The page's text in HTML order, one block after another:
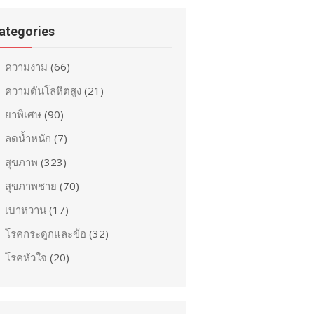
ความงาม (66)
ความดันโลหิตสูง (21)
ยาพิเศษ (90)
ลดน้ำหนัก (7)
สุขภาพ (323)
สุขภาพชาย (70)
เบาหวาน (17)
โรคกระดูกและข้อ (32)
โรคหัวใจ (20)